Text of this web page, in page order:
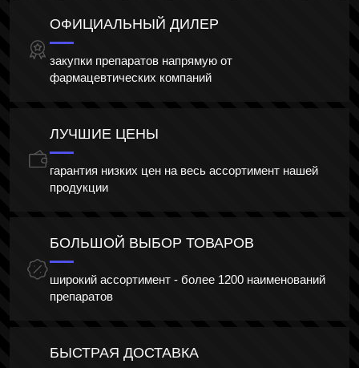
ОФИЦИАЛЬНЫЙ ДИЛЕР
закупки препаратов напрямую от
фармацевтических компаний
ЛУЧШИЕ ЦЕНЫ
гарантия низких цен на весь ассортимент нашей
продукции
БОЛЬШОЙ ВЫБОР ТОВАРОВ
широкий ассортимент - более 1200 наименований
препаратов
БЫСТРАЯ ДОСТАВКА